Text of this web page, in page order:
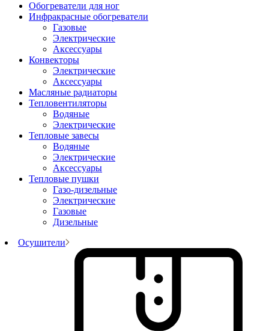
Обогреватели для ног
Инфракрасные обогреватели
Газовые
Электрические
Аксессуары
Конвекторы
Электрические
Аксессуары
Масляные радиаторы
Тепловентиляторы
Водяные
Электрические
Тепловые завесы
Водяные
Электрические
Аксессуары
Тепловые пушки
Газо-дизельные
Электрические
Газовые
Дизельные
Осушители